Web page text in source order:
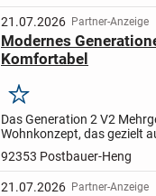
21.07.2026 Partner-Anzeige
Modernes
Komfortabel
Merken
Das Generation 2 V2
Wohnkonzept, das gezielt
Ihnen ein wohliges und
92353 Postbauer-Heng
21.07.2026 Partner-Anzeige